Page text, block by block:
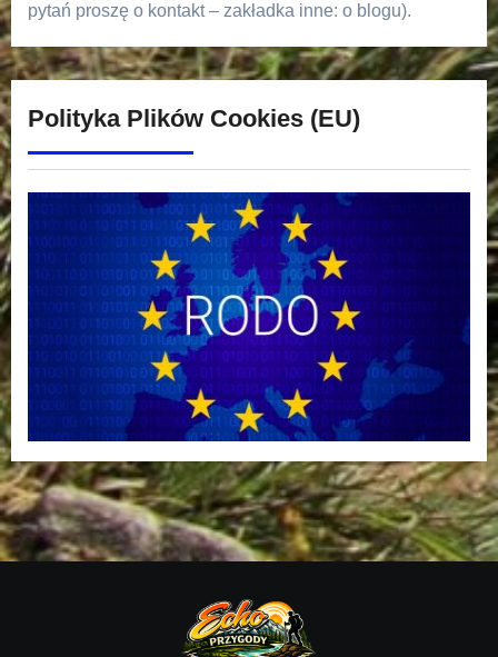
pytań proszę o kontakt – zakładka inne: o blogu).
Polityka Plików Cookies (EU)